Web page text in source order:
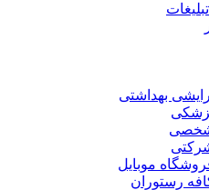
بهداشتی
شخصی
موبایل
رستوران